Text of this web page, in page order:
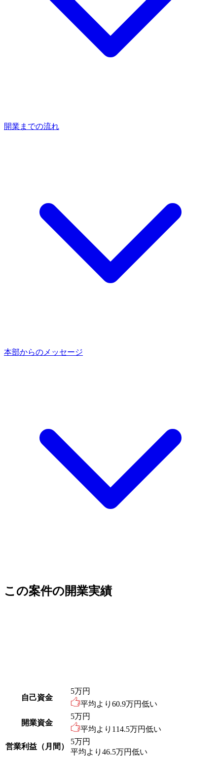
開業までの流れ
本部からのメッセージ
この案件の開業実績
自己資金
5万円
平均より 60.9万円低い
開業資金
5万円
平均より 114.5万円低い
営業利益（月間）
5万円
平均より 46.5万円低い